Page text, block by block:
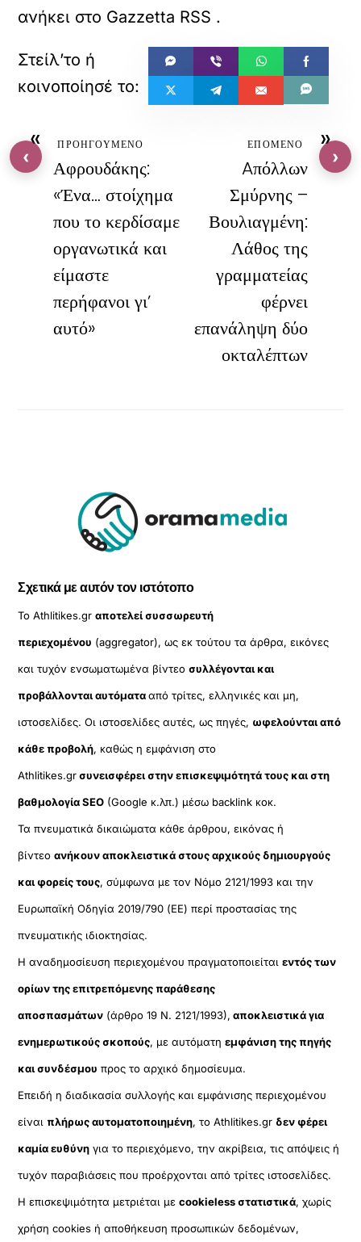
ανήκει στο Gazzetta RSS .
« ΠΡΟΗΓΟΥΜΕΝΟ
Αφρουδάκης:
«Ένα… στοίχημα
που το κερδίσαμε
οργανωτικά και
είμαστε
περήφανοι γι’
αυτό»
»
ΕΠΟΜΕΝΟ
Aπόλλων
Σμύρνης –
Βουλιαγμένη:
Λάθος της
γραμματείας
φέρνει
επανάληψη δύο
οκταλέπτων
Σχετικά με αυτόν τον ιστότοπο
Το Athlitikes.grαποτελεί συσσωρευτή
περιεχομένου (aggregator), ως εκ τούτου τα άρθρα, εικόνες
και τυχόν ενσωματωμένα βίντεοσυλλέγονται και
προβάλλονται αυτόματααπό τρίτες, ελληνικές και μη,
ιστοσελίδες. Οι ιστοσελίδες αυτές, ως πηγές, ωφελούνται από
κάθε προβολή, καθώς η εμφάνιση στο
Athlitikes.grσυνεισφέρει στην επισκεψιμότητά τους και στη
βαθμολογία SEO (Google κ.λπ.) μέσω backlink κοκ.
Τα πνευματικά δικαιώματα κάθε άρθρου, εικόνας ή
βίντεοανήκουν αποκλειστικά στους αρχικούς δημιουργούς
και φορείς τους, σύμφωνα με τον Νόμο 2121/1993 και την
Ευρωπαϊκή Οδηγία 2019/790 (ΕΕ) περί προστασίας της
πνευματικής ιδιοκτησίας.
Η αναδημοσίευση περιεχομένου πραγματοποιείταιεντός των
ορίων της επιτρεπόμενης παράθεσης
αποσπασμάτων (άρθρο 19 Ν. 2121/1993), αποκλειστικά για
ενημερωτικούς σκοπούς, με αυτόματηεμφάνιση της πηγής
και συνδέσμου προς το αρχικό δημοσίευμα.
Επειδή η διαδικασία συλλογής και εμφάνισης περιεχομένου
είναιπλήρως αυτοματοποιημένη, το Athlitikes.gr δεν φέρει
καμία ευθύνη για το περιεχόμενο, την ακρίβεια, τις απόψεις ή
τυχόν παραβιάσεις που προέρχονται από τρίτες ιστοσελίδες.
Η επισκεψιμότητα μετριέται μεcookieless στατιστικά, χωρίς
χρήση cookies ή αποθήκευση προσωπικών δεδομένων,
‹ ›